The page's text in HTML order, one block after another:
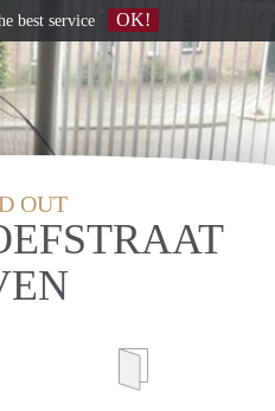
OUT
best service OK!